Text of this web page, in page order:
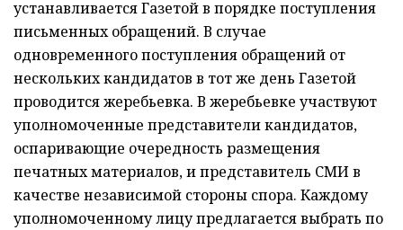
устанавливается Газетой в порядке поступления
письменных обращений. В случае
одновременного поступления обращений от
нескольких кандидатов в тот же день Газетой
проводится жеребьевка. В жеребьевке участвуют
уполномоченные представители кандидатов,
оспаривающие очередность размещения
печатных материалов, и представитель СМИ в
качестве независимой стороны спора. Каждому
уполномоченному лицу предлагается выбрать по